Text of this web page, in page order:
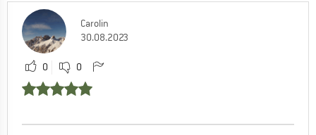
Carolin
30.08.2023
0 0